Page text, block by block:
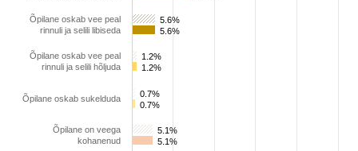
5.6%
5.6%
1.2%
1.2%
0.7%
0.7%
5.1%
5.1%
5.6%
5.6%
1.2%
1.2%
0.7%
0.7%
5.1%
5.1%
Õpilane oskab vee peal
rinnuli ja selili libiseda
Õpilane oskab vee peal
rinnuli ja selili hõljuda
Õpilane oskab sukelduda
Õpilane on veega
kohanenud